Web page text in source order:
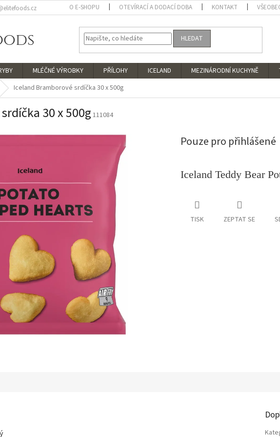
O E-SHOPU OTEVÍRACÍ A DODACÍ DOBA KONTAKT
HLEDAT
MLÉČNÉ VÝROBKY PŘÍLOHY ICELAND MEZINÁRODNÍ KUCHYNĚ
Iceland Bramborové srdíčka 30 x 500g
30 x 500g 111084
Pouze pro přihlášené
Iceland Teddy Bear
TISK ZEPTAT SE